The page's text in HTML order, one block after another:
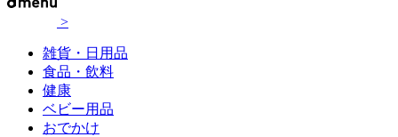
>
雑貨・日用品
食品・飲料
健康
ベビー用品
おでかけ